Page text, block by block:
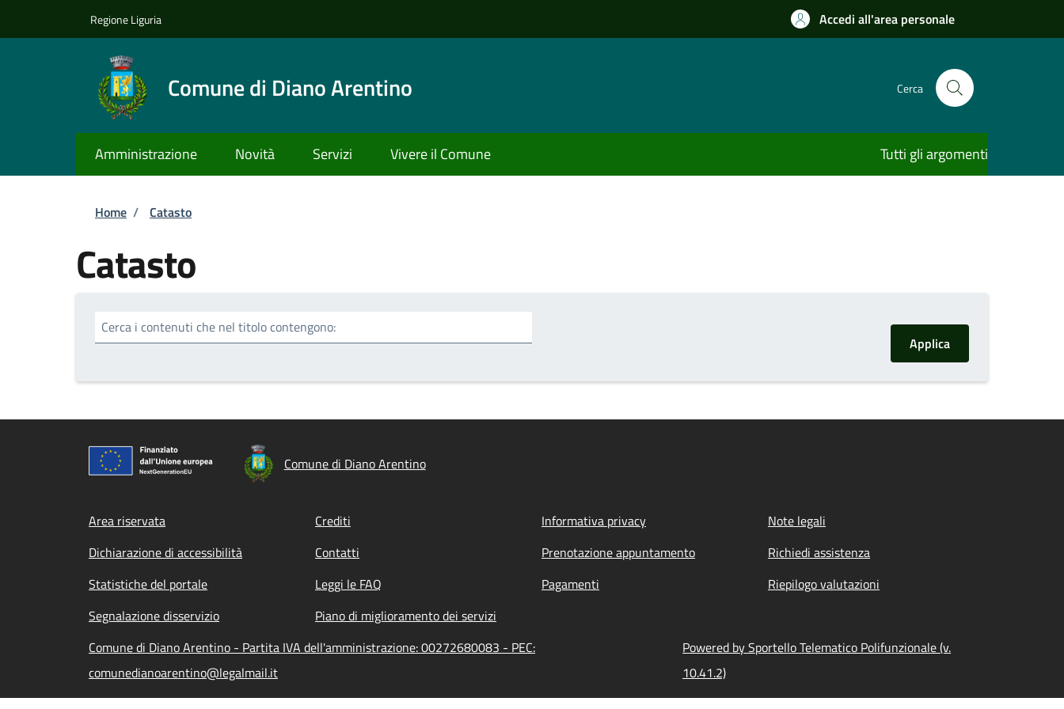
Regione Liguria Accedi all'area personale
Comune di Diano Arentino Cerca
Amministrazione Novità Servizi Vivere il Comune Tutti gli argomenti
Briciole di pane
Home / Catasto
Catasto
Cerca i contenuti che nel titolo contengono:
Comune di Diano Arentino
Footer menu
Area riservata Crediti Informativa privacy
Note legali
Dichiarazione di accessibilità
Contatti Prenotazione appuntamento
Richiedi assistenza
Statistiche del portale
Leggi le FAQ Pagamenti
Riepilogo valutazioni
Segnalazione disservizio
Piano di miglioramento dei servizi
Comune di Diano Arentino - Partita IVA dell'amministrazione: 00272680083 - PEC:
comunedianoarentino@legalmail.it
Powered by Sportello Telematico Polifunzionale (v.
10.41.2)